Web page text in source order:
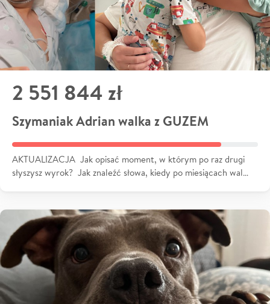
2 551 844 zł
Szymaniak Adrian walka z GUZEM
AKTUALIZACJA Jak opisać moment, w którym po raz drugi
słyszysz wyrok? Jak znaleźć słowa, kiedy po miesiącach wal…